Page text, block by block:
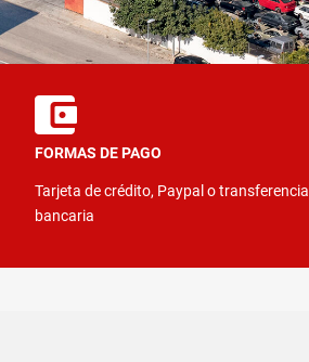
FORMAS DE PAGO
Tarjeta de crédito, Paypal o transferencia
bancaria